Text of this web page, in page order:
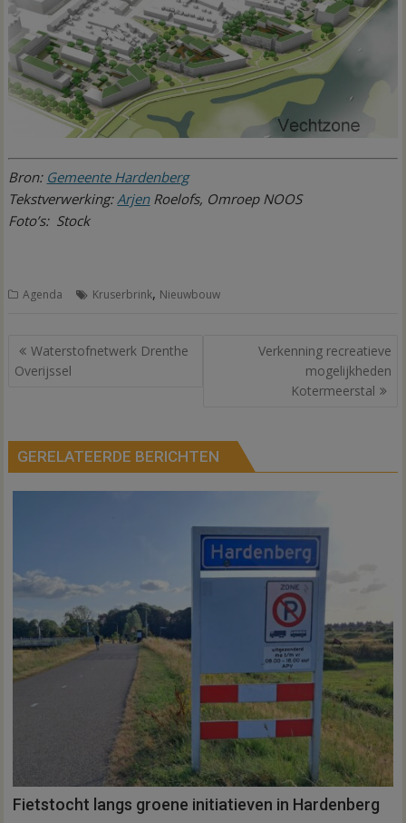
Bron: Gemeente Hardenberg
Tekstverwerking:ArjenRoelofs, Omroep NOOS
Foto’s: Stock
Agenda Kruserbrink, Nieuwbouw
Bericht
navigatie
Waterstofnetwerk Drenthe
Overijssel
Verkenning recreatieve
mogelijkheden
Kotermeerstal
GERELATEERDE BERICHTEN
Fietstocht langs groene initiatieven in Hardenberg